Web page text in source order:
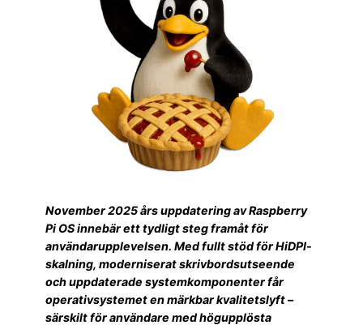
November 2025 års uppdatering av Raspberry
Pi OS innebär ett tydligt steg framåt för
användarupplevelsen. Med fullt stöd för HiDPI-
skalning, moderniserat skrivbordsutseende
och uppdaterade systemkomponenter får
operativsystemet en märkbar kvalitetslyft –
särskilt för användare med högupplösta